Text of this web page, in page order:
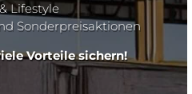
Lifestyle
Sonderpreisaktionen
Vorteile sichern!